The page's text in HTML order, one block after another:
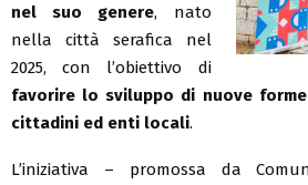
nel suo genere, nato
nella città serafica nel
2025, con l’obiettivo di
favorire lo sviluppo di nuove
cittadini ed enti locali.
L’iniziativa – promossa da